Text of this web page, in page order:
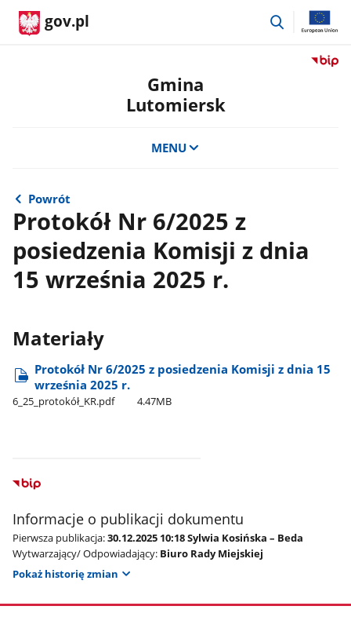
gov.pl
przejdź
Przejdź
Gmina
Lutomiersk
MENU
Powrót
Protokół Nr 6/2025 z
posiedzenia Komisji z dnia
15 września 2025 r.
Materiały
Protokół Nr 6/2025 z posiedzenia Komisji z dnia 15
września 2025 r.
6​_25​_protokół​_KR.pdf 4.47MB
Informacje o publikacji dokumentu
Pierwsza publikacja:30.12.2025 10:18 Sylwia Kosińska – Beda
Wytwarzający/ Odpowiadający: Biuro Rady Miejskiej
Pokaż historię zmian